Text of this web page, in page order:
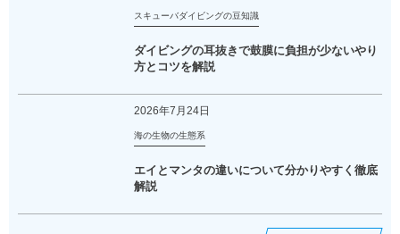
スキューバダイビングの豆知識
ダイビングの耳抜きで鼓膜に負担が少ないやり
方とコツを解説
2026年7月24日
海の生物の生態系
エイとマンタの違いについて分かりやすく徹底
解説